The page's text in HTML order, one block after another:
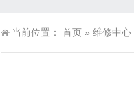
当前位置： 首页 » 维修中心